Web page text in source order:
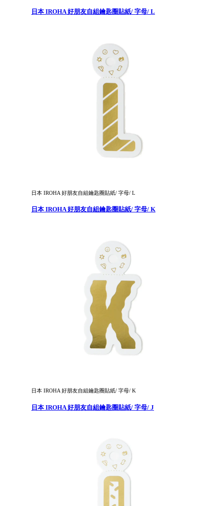
日本 IROHA 好朋友自組鑰匙圈貼紙/ 字母/ L
日本 IROHA 好朋友自組鑰匙圈貼紙/ 字母/ L
日本 IROHA 好朋友自組鑰匙圈貼紙/ 字母/ K
日本 IROHA 好朋友自組鑰匙圈貼紙/ 字母/ K
日本 IROHA 好朋友自組鑰匙圈貼紙/ 字母/ J